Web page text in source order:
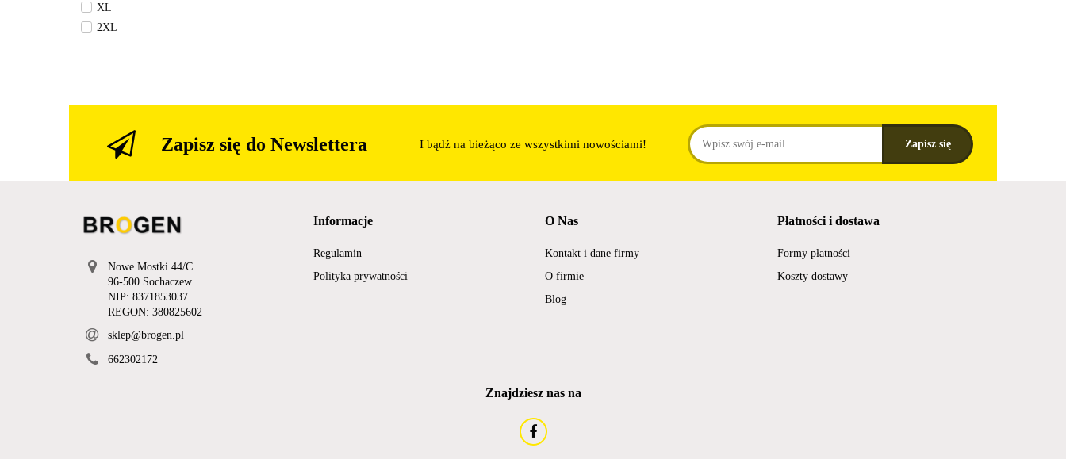
XL
2XL
6 XL
XXXL
Zapisz się do Newslettera I bądź na bieżąco ze wszystkimi nowościami!
Nowe Mostki 44/C
96-500 Sochaczew
NIP: 8371853037
REGON: 380825602
sklep@brogen.pl
662302172
Informacje
Regulamin
Polityka prywatności
O Nas
Kontakt i dane firmy
O firmie
Blog
Płatności i dostawa
Formy płatności
Koszty dostawy
Znajdziesz nas na